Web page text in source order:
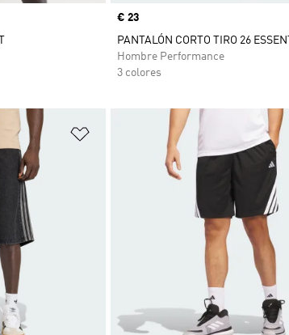
Precio
€ 23
PANTALÓN CORTO TIRO 26
Hombre Performance
3 colores
Añadir a la lista de deseos